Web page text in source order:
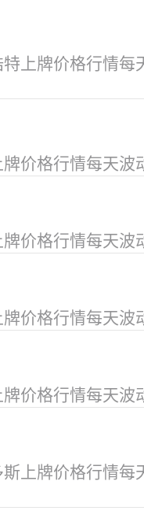
特上牌价格行情
牌价格行情每天波
牌价格行情每天波
牌价格行情每天波
牌价格行情每天波
斯上牌价格行情